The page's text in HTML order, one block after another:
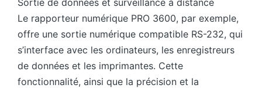
Le rapporteur numérique PRO 3600, par exemple,
offre une sortie numérique compatible RS-232, qui
s’interface avec les ordinateurs, les enregistreurs
de données et les imprimantes. Cette
fonctionnalité, ainsi que la précision et la